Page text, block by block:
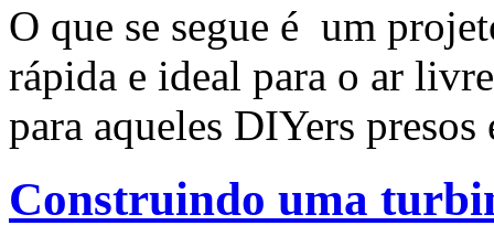
O que se segue é um
rápida e ideal para o ar
para aqueles DIYers
Construindo uma